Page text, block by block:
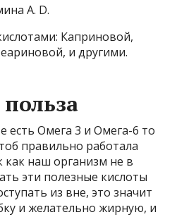
A. D.
Каприновой,
и другими.
есть Омега 3 и Омега-6 то
правильно работала
наш организм не в
эти полезные кислоты
из вне, это значит
и желательно жирную, и